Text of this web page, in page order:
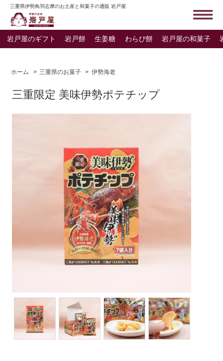
三重県伊勢鳥羽志摩のお土産と和菓子の通販 岩戸屋
岩戸屋のギフト 岩戸餅 生姜糖 わらび餅 岩戸屋の和菓子
ホーム > 三重県のお菓子 > 伊勢海老
三重限定 美味伊勢ポテチップ